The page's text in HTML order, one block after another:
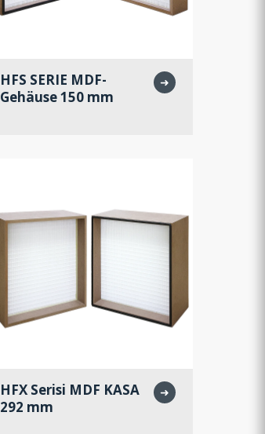
HFS SERIE MDF-
Gehäuse 150 mm
➜
HFX Serisi MDF KASA
292 mm
➜